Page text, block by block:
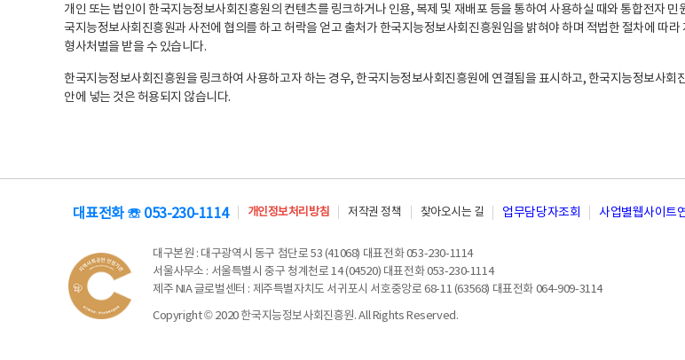
개인 또는 법인이 한국지능정보사회진흥원의 컨텐츠를 링크하거나 인용, 복제 및 재배포 등을 통하여 사용하실 때와 통합전자
국지능정보사회진흥원과 사전에 협의를 하고 허락을 얻고 출처가 한국지능정보사회진흥원임을 밝혀야 하며 적법한 절차에 따
형사처벌을 받을 수 있습니다.
한국지능정보사회진흥원을 링크하여 사용하고자 하는 경우, 한국지능정보사회진흥원에 연결됨을 표시하고, 한국지능정보사
안에 넣는 것은 허용되지 않습니다.
대표전화 ☏ 053-230-1114 개인정보처리방침 저작권 정책 찾아오시는 길 업무담당자조회 사업별웹사이트
대구본원 : 대구광역시 동구 첨단로 53 (41068) 대표전화 053-230-1114
서울사무소 : 서울특별시 중구 청계천로 14 (04520) 대표전화 053-230-1114
제주 NIA 글로벌센터 : 제주특별자치도 서귀포시 서호중앙로 68-11 (63568) 대표전화 064-909-3114
Copyright © 2020 한국지능정보사회진흥원. All Rights Reserved.